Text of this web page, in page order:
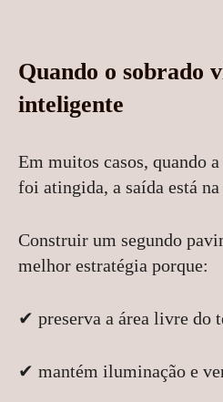
Quando o sobrado
inteligente
Em muitos casos, quando
foi atingida, a saída está
Construir um segundo
melhor estratégia porque:
✔ preserva a área livre do
✔ mantém iluminação e